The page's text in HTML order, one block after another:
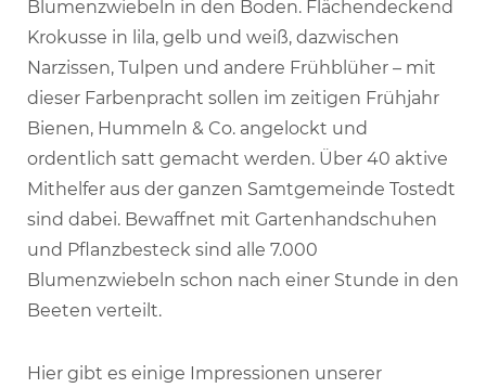
Blumenzwiebeln in den Boden. Flächendeckend
Krokusse in lila, gelb und weiß, dazwischen
Narzissen, Tulpen und andere Frühblüher – mit
dieser Farbenpracht sollen im zeitigen Frühjahr
Bienen, Hummeln & Co. angelockt und
ordentlich satt gemacht werden. Über 40 aktive
Mithelfer aus der ganzen Samtgemeinde Tostedt
sind dabei. Bewaffnet mit Gartenhandschuhen
und Pflanzbesteck sind alle 7.000
Blumenzwiebeln schon nach einer Stunde in den
Beeten verteilt.
Hier gibt es einige Impressionen unserer